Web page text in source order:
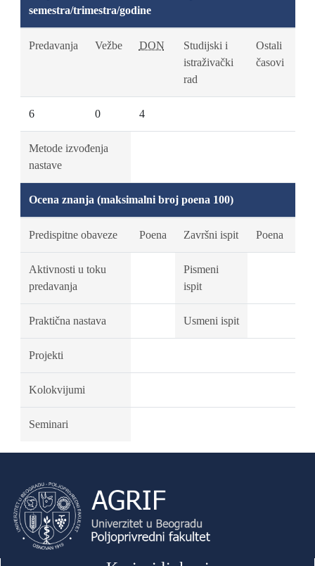
semestra/trimestra/godine
Predavanja Vežbe DON
Studijski i
istraživački
rad
Ostali
časovi
6 0 4
Metode izvođenja
nastave
Ocena znanja (maksimalni broj poena 100)
Predispitne obaveze Poena Završni ispit Poena
Aktivnosti u toku
predavanja
Pismeni
ispit
Praktična nastava Usmeni ispit
Projekti
Kolokvijumi
Seminari